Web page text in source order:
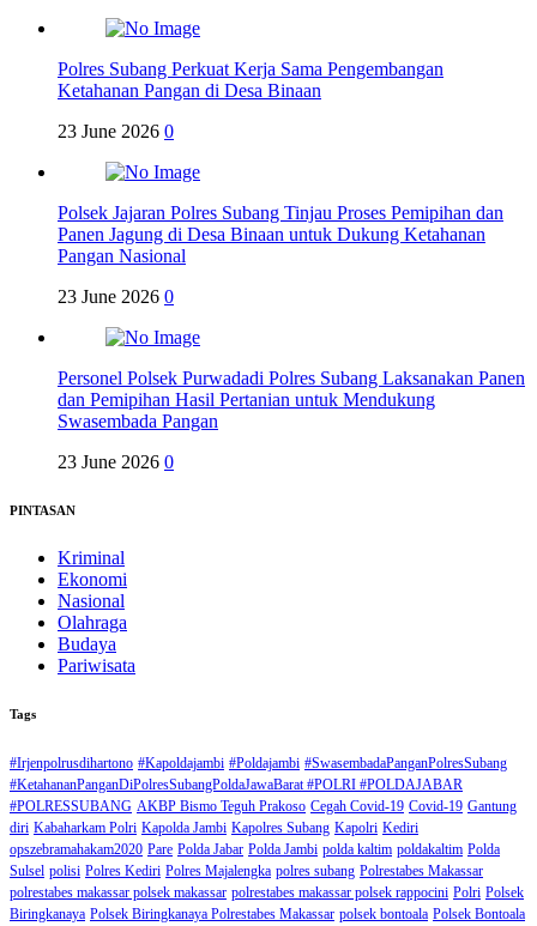
Polres Subang Perkuat Kerja Sama Pengembangan
Ketahanan Pangan di Desa Binaan
23 June 2026 0
Polsek Jajaran Polres Subang Tinjau Proses Pemipihan dan
Panen Jagung di Desa Binaan untuk Dukung Ketahanan
Pangan Nasional
23 June 2026 0
Personel Polsek Purwadadi Polres Subang Laksanakan Panen
dan Pemipihan Hasil Pertanian untuk Mendukung
Swasembada Pangan
23 June 2026 0
PINTASAN
Kriminal
Ekonomi
Nasional
Olahraga
Budaya
Pariwisata
Tags
#Irjenpolrusdihartono #Kapoldajambi #Poldajambi #SwasembadaPanganPolresSubang
#KetahananPanganDiPolresSubangPoldaJawaBarat #POLRI #POLDAJABAR
#POLRESSUBANG AKBP Bismo Teguh Prakoso Cegah Covid-19 Covid-19 Gantung
diri Kabaharkam Polri Kapolda Jambi Kapolres Subang Kapolri Kediri
opszebramahakam2020 Pare Polda Jabar Polda Jambi polda kaltim poldakaltim Polda
Sulsel polisi Polres Kediri Polres Majalengka polres subang Polrestabes Makassar
polrestabes makassar polsek makassar polrestabes makassar polsek rappocini Polri Polsek
Biringkanaya Polsek Biringkanaya Polrestabes Makassar polsek bontoala Polsek Bontoala